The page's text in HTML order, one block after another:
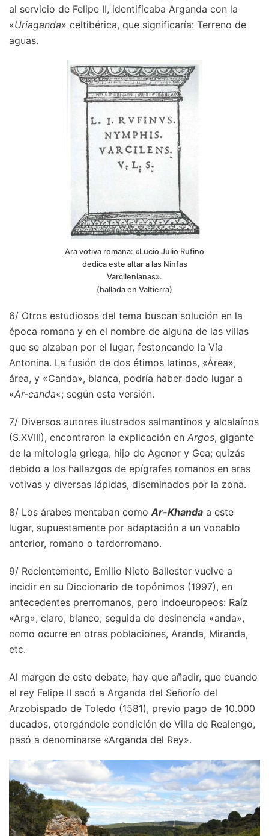
al servicio de Felipe II, identificaba Arganda con la
«Uriaganda» celtibérica, que significaría: Terreno de
aguas.
Ara votiva romana: «Lucio Julio Rufino
dedica este altar a las Ninfas
Varcilenianas».
(hallada en Valtierra)
6/ Otros estudiosos del tema buscan solución en la
época romana y en el nombre de alguna de las villas
que se alzaban por el lugar, festoneando la Vía
Antonina. La fusión de dos étimos latinos, «Área»,
área, y «Canda», blanca, podría haber dado lugar a
«Ar-canda«; según esta versión.
7/ Diversos autores ilustrados salmantinos y alcalaínos
(S.XVIII), encontraron la explicación en Argos, gigante
de la mitología griega, hijo de Agenor y Gea; quizás
debido a los hallazgos de epígrafes romanos en aras
votivas y diversas lápidas, diseminados por la zona.
8/ Los árabes mentaban como Ar-Khanda a este
lugar, supuestamente por adaptación a un vocablo
anterior, romano o tardorromano.
9/ Recientemente, Emilio Nieto Ballester vuelve a
incidir en su Diccionario de topónimos (1997), en
antecedentes prerromanos, pero indoeuropeos: Raíz
«Arg», claro, blanco; seguida de desinencia «anda»,
como ocurre en otras poblaciones, Aranda, Miranda,
etc.
Al margen de este debate, hay que añadir, que cuando
el rey Felipe II sacó a Arganda del Señorío del
Arzobispado de Toledo (1581), previo pago de 10.000
ducados, otorgándole condición de Villa de Realengo,
pasó a denominarse «Arganda del Rey».